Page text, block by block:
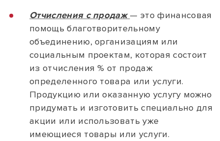
Отчисления с продаж — это финансовая
помощь благотворительному
объединению, организациям или
социальным проектам, которая состоит
из отчисления % от продаж
определенного товара или услуги.
Продукцию или оказанную услугу можно
придумать и изготовить специально для
акции или использовать уже
имеющиеся товары или услуги.